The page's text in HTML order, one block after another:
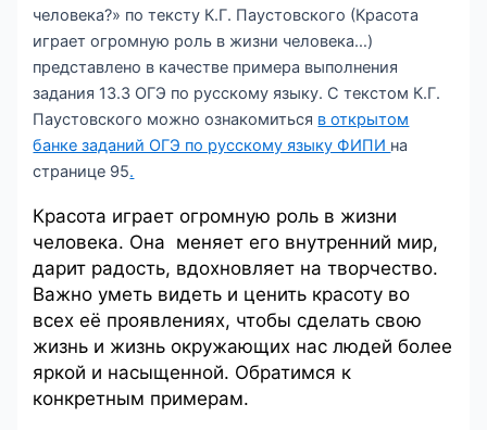
человека?» по тексту К.Г. Паустовского (Красота
играет огромную роль в жизни человека…)
представлено в качестве примера выполнения
задания 13.3 ОГЭ по русскому языку. С текстом К.Г.
Паустовского можно ознакомиться в открытом
банке заданий ОГЭ по русскому языку ФИПИ на
странице 95.
Красота играет огромную роль в жизни
человека. Она меняет его внутренний мир,
дарит радость, вдохновляет на творчество.
Важно уметь видеть и ценить красоту во
всех её проявлениях, чтобы сделать свою
жизнь и жизнь окружающих нас людей более
яркой и насыщенной. Обратимся к
конкретным примерам.